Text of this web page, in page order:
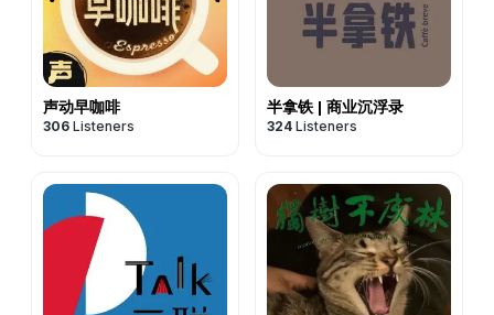
声动早咖啡
306 Listeners
半拿铁 | 商业沉浮录
324 Listeners